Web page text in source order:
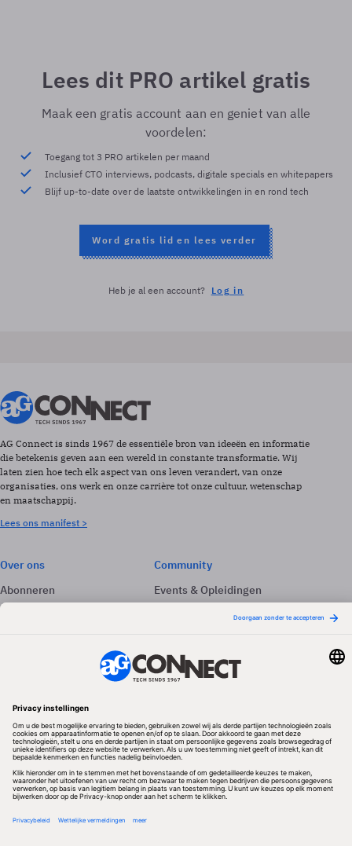
Lees dit PRO artikel gratis
Maak een gratis account aan en geniet van alle
voordelen:
Toegang tot 3 PRO artikelen per maand
Inclusief CTO interviews, podcasts, digitale specials en whitepapers
Blijf up-to-date over de laatste ontwikkelingen in en rond tech
Word gratis lid en lees verder
Heb je al een account? Log in
AG Connect is sinds 1967 de essentiële bron van ideeën en informatie
die betekenis geven aan een wereld in constante transformatie. Wij
laten zien hoe tech elk aspect van ons leven verandert, van onze
organisaties, ons werk en onze carrière tot onze cultuur, wetenschap
en maatschappij.
Lees ons manifest >
Over ons
Abonneren
Adverteren
Community
Events & Opleidingen
Nieuwsbrieven
Volg ons
Redactionele partner